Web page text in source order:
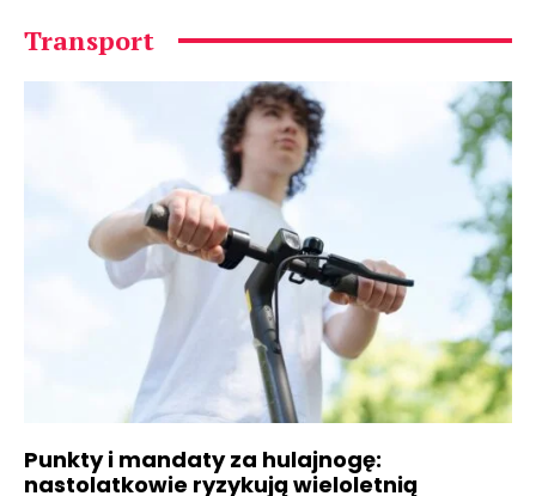
Transport
Punkty i mandaty za hulajnogę:
nastolatkowie ryzykują wieloletnią